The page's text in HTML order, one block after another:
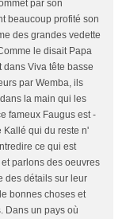
par son
beaucoup profité son
des grandes vedette
le disait Papa
Viva tête basse
par Wemba, ils
la main qui les
fameux Faugus est -
qui du reste n'
ce qui est
parlons des oeuvres
des détails sur leur
bonnes choses et
Dans un pays où